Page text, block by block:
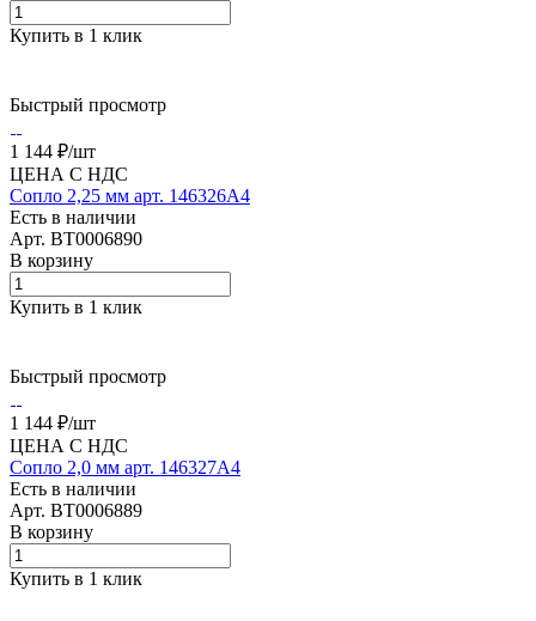
Купить в 1 клик
Быстрый просмотр
1 144 ₽/шт
ЦЕНА С НДС
Сопло 2,25 мм арт. 146326A4
Есть в наличии
Арт. BT0006890
В корзину
Купить в 1 клик
Быстрый просмотр
1 144 ₽/шт
ЦЕНА С НДС
Сопло 2,0 мм арт. 146327A4
Есть в наличии
Арт. BT0006889
В корзину
Купить в 1 клик